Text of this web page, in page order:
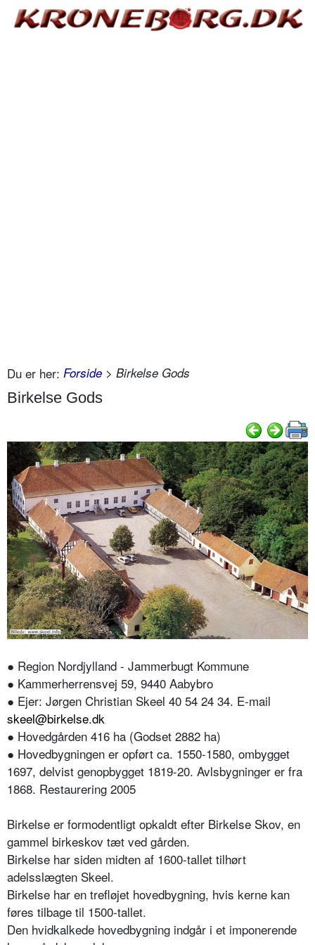
Du er her: Forside > Birkelse Gods
Birkelse Gods
● Region Nordjylland - Jammerbugt Kommune
● Kammerherrensvej 59, 9440 Aabybro
● Ejer: Jørgen Christian Skeel 40 54 24 34. E-mail
skeel@birkelse.dk
● Hovedgården 416 ha (Godset 2882 ha)
● Hovedbygningen er opført ca. 1550-1580, ombygget
1697, delvist genopbygget 1819-20. Avlsbygninger er fra
1868. Restaurering 2005
Birkelse er formodentligt opkaldt efter Birkelse Skov, en
gammel birkeskov tæt ved gården.
Birkelse har siden midten af 1600-tallet tilhørt
adelsslægten Skeel.
Birkelse har en trefløjet hovedbygning, hvis kerne kan
føres tilbage til 1500-tallet.
Den hvidkalkede hovedbygning indgår i et imponerende